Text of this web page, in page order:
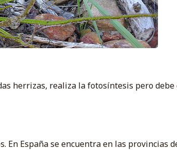
herrizas, realiza la fotosíntesis pero
España se encuentra en las provincias